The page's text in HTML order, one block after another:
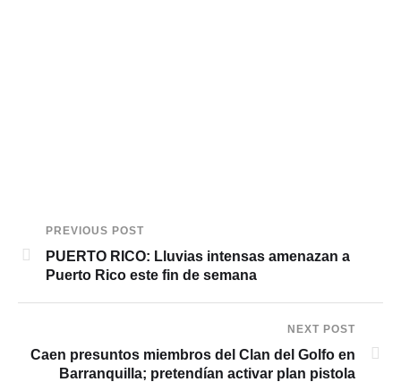
PREVIOUS POST
PUERTO RICO: Lluvias intensas amenazan a
Puerto Rico este fin de semana
NEXT POST
Caen presuntos miembros del Clan del Golfo en
Barranquilla; pretendían activar plan pistola